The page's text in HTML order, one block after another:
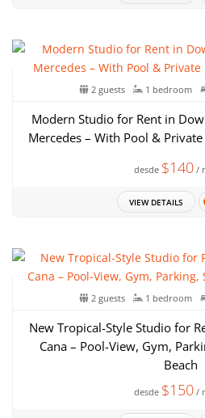
2 guests 1 bedroom
Modern Studio for Rent in
Mercedes – With Pool &
desde $140 /
VIEW DETAILS
2 guests 1 bedroom
New Tropical-Style Studio for
Cana – Pool-View, Gym,
Beach
desde $150 /